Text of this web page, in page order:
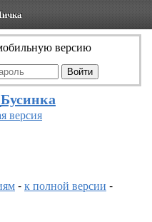
версию
версия
-к полной версии -